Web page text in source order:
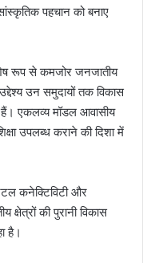
पहचान को बनाए
रूप से कमजोर जनजातीय
उन समुदायों तक विकास
एकलव्य मॉडल आवासीय
उपलब्ध कराने की दिशा में
कनेक्टिविटी और
की पुरानी विकास
है।